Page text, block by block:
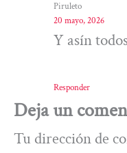
Piruleto
20 mayo, 2026
Y asín
Responder
Deja un
Tu dirección de